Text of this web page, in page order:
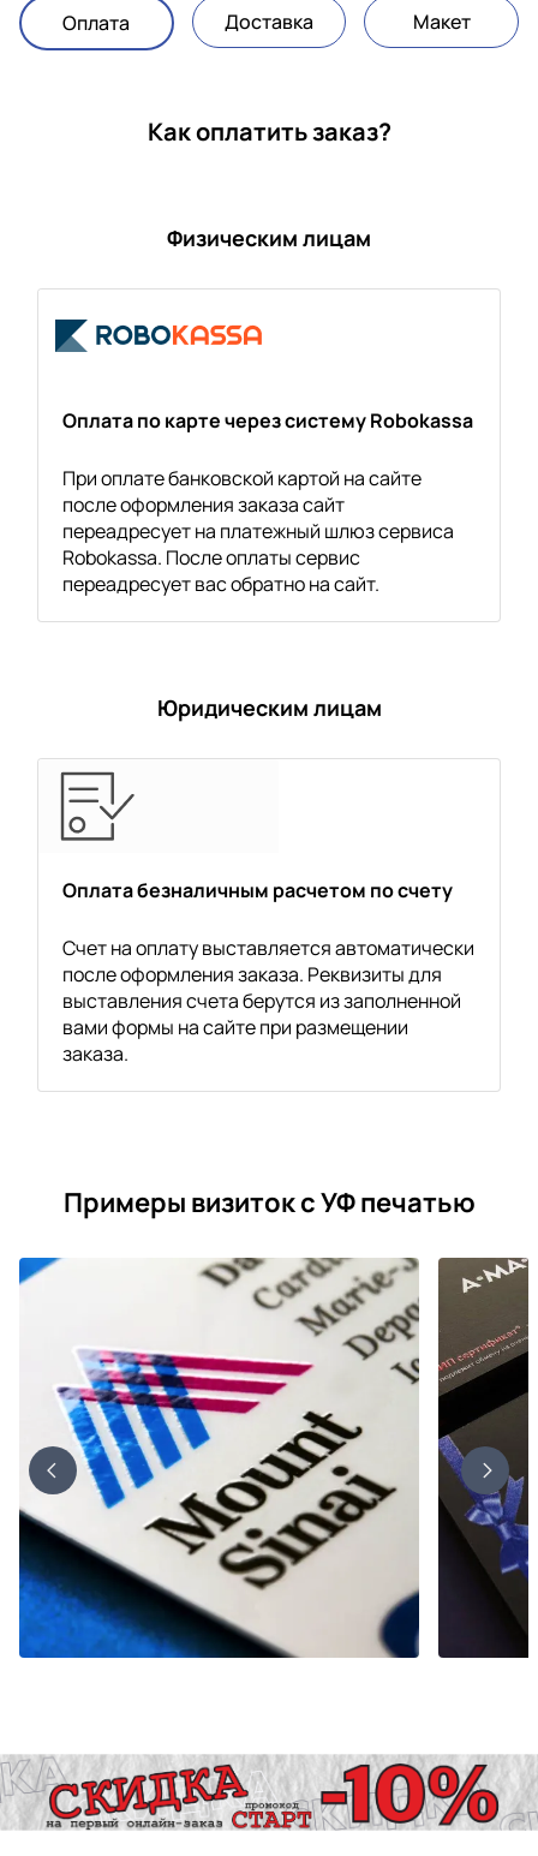
Оплата Доставка Макет
Как оплатить заказ?
Физическим лицам
Оплата по карте через систему Robokassa
При оплате банковской картой на сайте
после оформления заказа сайт
переадресует на платежный шлюз сервиса
Robokassa. После оплаты сервис
переадресует вас обратно на сайт.
Юридическим лицам
Оплата безналичным расчетом по счету
Счет на оплату выставляется автоматически
после оформления заказа. Реквизиты для
выставления счета берутся из заполненной
вами формы на сайте при размещении
заказа.
Примеры визиток с УФ печатью